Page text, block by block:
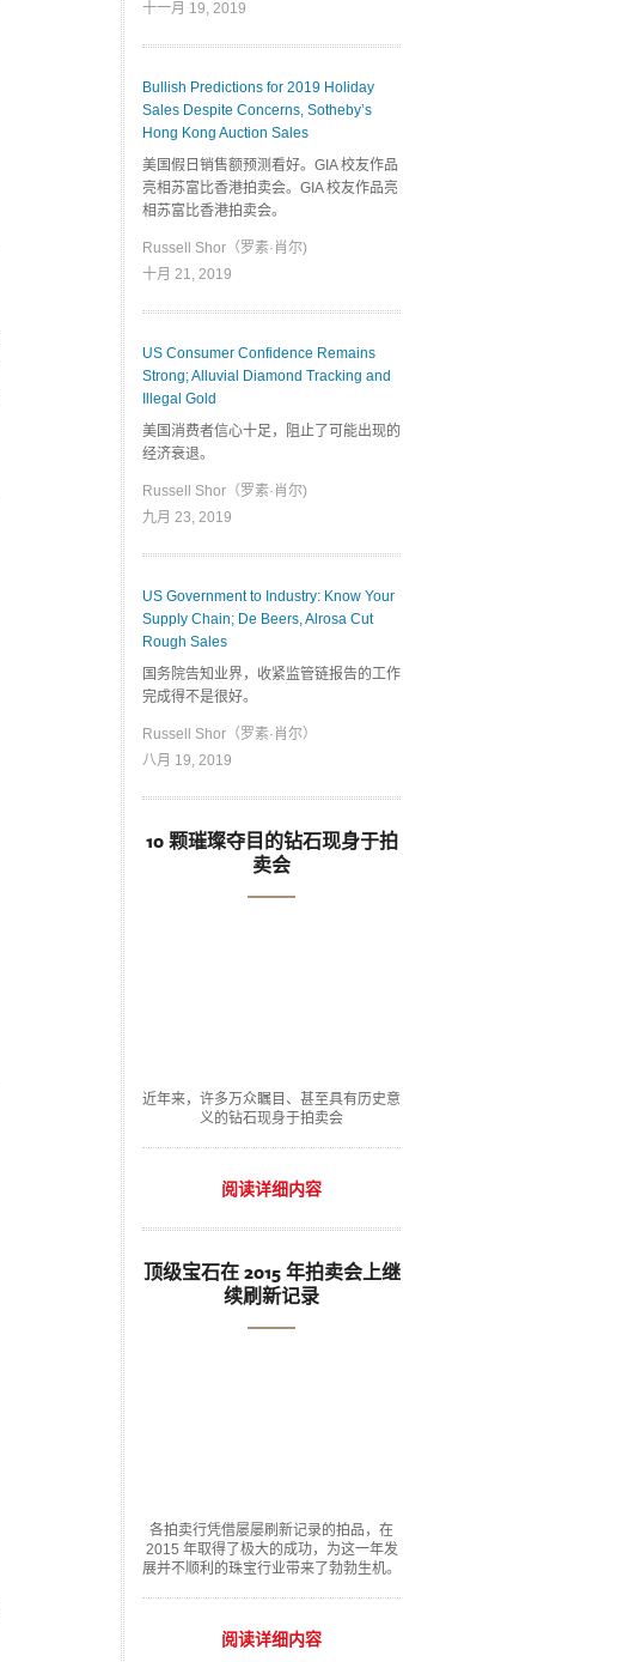
十一月 19, 2019
Bullish Predictions for 2019 Holiday
Sales Despite Concerns, Sotheby’s
Hong Kong Auction Sales
美国假日销售额预测看好。GIA 校友作品
亮相苏富比香港拍卖会。GIA 校友作品亮
相苏富比香港拍卖会。
Russell Shor（罗素·肖尔)
十月 21, 2019
US Consumer Confidence Remains
Strong; Alluvial Diamond Tracking and
Illegal Gold
美国消费者信心十足，阻止了可能出现的
经济衰退。
Russell Shor（罗素·肖尔)
九月 23, 2019
US Government to Industry: Know Your
Supply Chain; De Beers, Alrosa Cut
Rough Sales
国务院告知业界，收紧监管链报告的工作
完成得不是很好。
Russell Shor（罗素·肖尔）
八月 19, 2019
10 颗璀璨夺目的钻石现身于拍
卖会
近年来，许多万众瞩目、甚至具有历史意
义的钻石现身于拍卖会
阅读详细内容
顶级宝石在 2015 年拍卖会上继
续刷新记录
各拍卖行凭借屡屡刷新记录的拍品，在
2015 年取得了极大的成功，为这一年发
展并不顺利的珠宝行业带来了勃勃生机。
阅读详细内容